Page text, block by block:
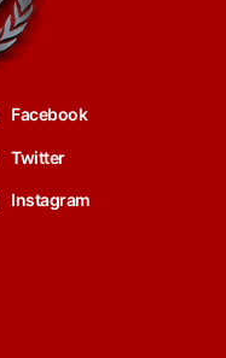
Facebook
Twitter
Instagram